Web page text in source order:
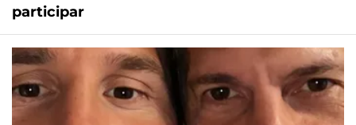
participar